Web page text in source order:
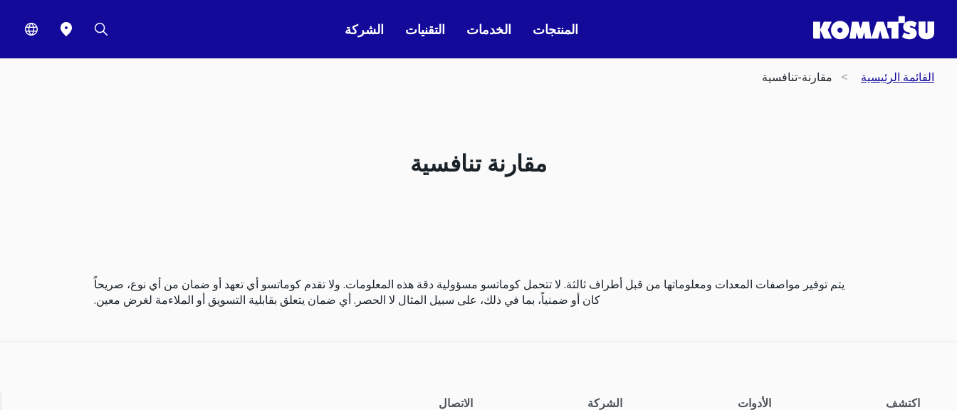
المنتجات الخدمات التقنيات الشركة
القائمة الرئيسية مقارنة-تنافسية
مقارنة تنافسية
يتم توفير مواصفات المعدات ومعلوماتها من قبل أطراف ثالثة. لا تتحمل كوماتسو مسؤولية دقة هذه المعلومات. ولا تقدم كوماتسو أي تعهد أو ضمان من أي نوع، صريحاً
كان أو ضمنياً، بما في ذلك، على سبيل المثال لا الحصر. أي ضمان يتعلق بقابلية التسويق أو الملاءمة لغرض معين.
اكتشف
الأدوات
الشركة
الاتصال